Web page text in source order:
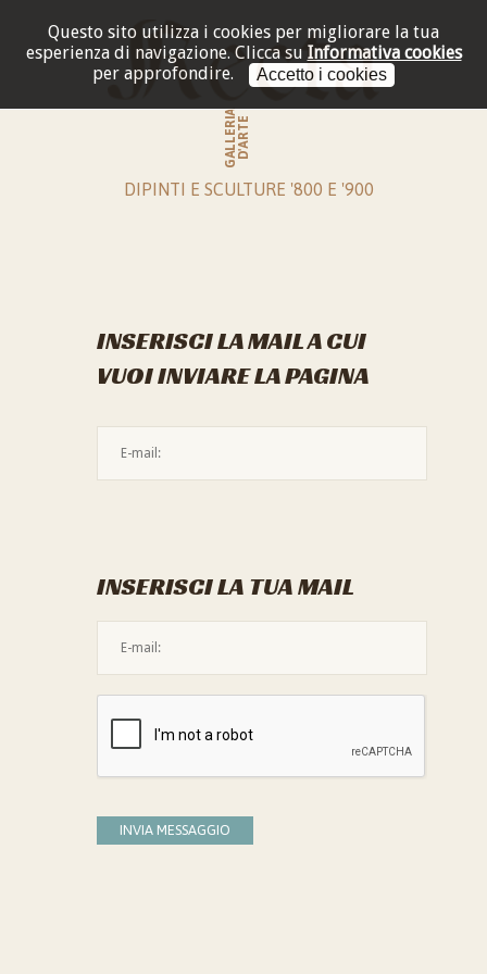
Questo sito utilizza i cookies per migliorare la tua
esperienza di navigazione. Clicca su Informativa cookies
per approfondire.
Accetto i cookies
GALLERIAD'ARTE
DIPINTI E SCULTURE '800 E '900
INSERISCI LA MAIL A CUI
VUOI INVIARE LA PAGINA
INSERISCI LA TUA MAIL
INVIA MESSAGGIO